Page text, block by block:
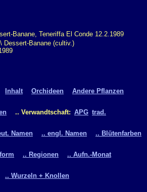
Dessert-Banane (cultiv.)
Inhalt Orchideen Andere Pflanzen
.. Verwandtschaft: APG trad.
Namen .. engl. Namen .. Blütenfarben
.. Regionen .. Aufn.-Monat
.. Wurzeln + Knollen